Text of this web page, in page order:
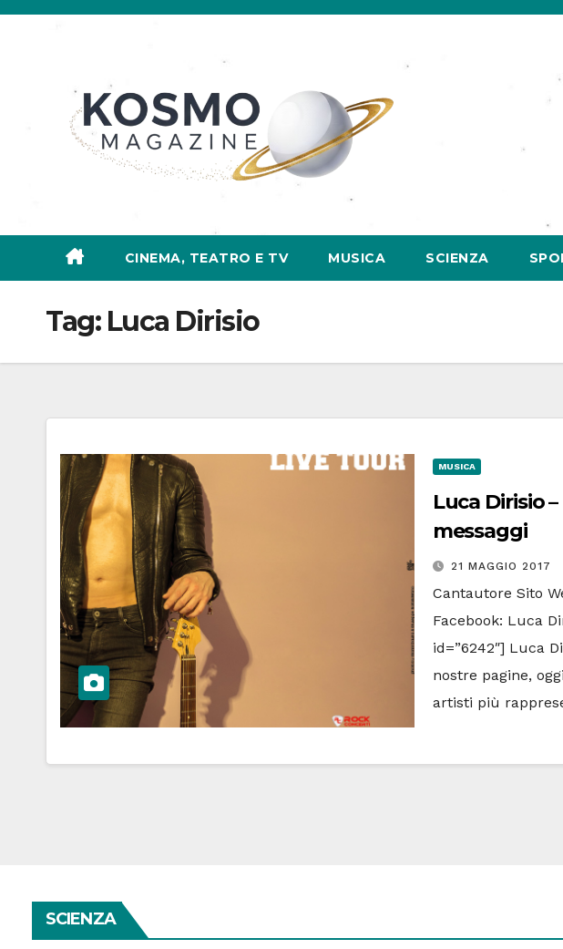
Salta
CINEMA, TEATRO E TV MUSICA SCIENZA
Tag: Luca Dirisio
MUSICA
Luca Dirisio
messaggi
21 MAGGIO 2017
Cantautore Sito
Facebook: Luca
id=”6242″] Luca
nostre pagine,
artisti più
SCIENZA